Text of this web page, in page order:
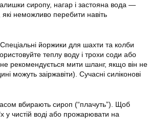
сиропу, нагар і застояна вода —
неможливо перебити навіть
йоржики для шахти та колби
теплу воду і трохи соди або
рекомендується мити шланг, якщо він не
можуть заіржавіти). Сучасні силіконові
вбирають сироп (“плачуть”). Щоб
у чистій воді або прожарювати на